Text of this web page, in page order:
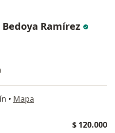
Ramírez
• Mapa
$ 120.000